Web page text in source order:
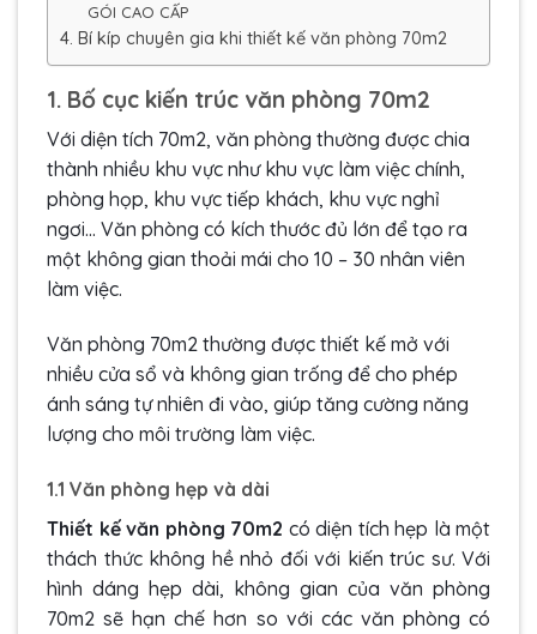
GÓI CAO CẤP
4. Bí kíp chuyên gia khi thiết kế văn phòng 70m2
1. Bố cục kiến trúc văn phòng 70m2
Với diện tích 70m2, văn phòng thường được chia
thành nhiều khu vực như khu vực làm việc chính,
phòng họp, khu vực tiếp khách, khu vực nghỉ
ngơi… Văn phòng có kích thước đủ lớn để tạo ra
một không gian thoải mái cho 10 – 30 nhân viên
làm việc.
Văn phòng 70m2 thường được thiết kế mở với
nhiều cửa sổ và không gian trống để cho phép
ánh sáng tự nhiên đi vào, giúp tăng cường năng
lượng cho môi trường làm việc.
1.1 Văn phòng hẹp và dài
Thiết kế văn phòng 70m2 có diện tích hẹp là một
thách thức không hề nhỏ đối với kiến trúc sư. Với
hình dáng hẹp dài, không gian của văn phòng
70m2 sẽ hạn chế hơn so với các văn phòng có